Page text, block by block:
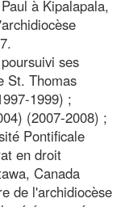
à Kipalapala,
ses
St. Thomas
1999) ;
(2007-2008) ;
Pontificale
en droit
Canada
de l'archidiocèse